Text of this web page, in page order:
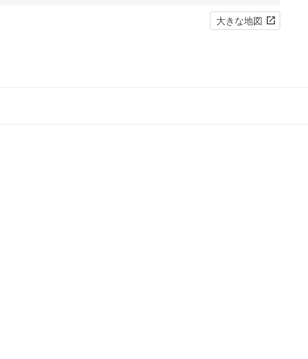
大きな地図